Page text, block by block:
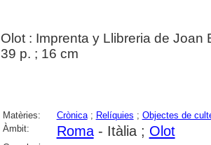
Olot : Imprenta y Llibreria de Joan
39 p. ; 16 cm
Matèries: Crònica; Relíquies ; Objectes de
Àmbit:
Roma- Itàlia ; Olot